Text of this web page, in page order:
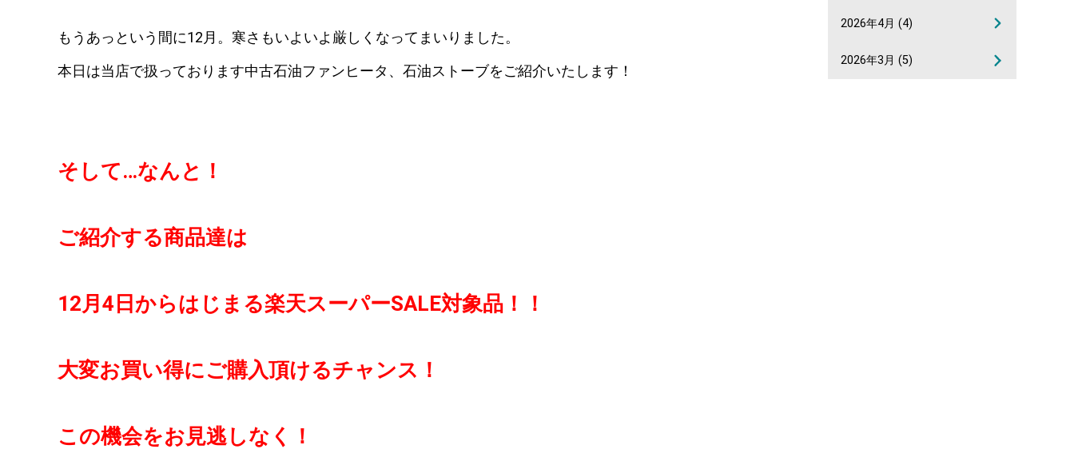
もうあっという間に12月。寒さもいよいよ厳しくなってまいりました。
本日は当店で扱っております中古石油ファンヒータ、石油ストーブをご紹介いたします！
そして…なんと！
ご紹介する商品達は
12月4日からはじまる楽天スーパーSALE対象品！！
大変お買い得にご購入頂けるチャンス！
この機会をお見逃しなく！
2026年4月 (4)
2026年3月 (5)